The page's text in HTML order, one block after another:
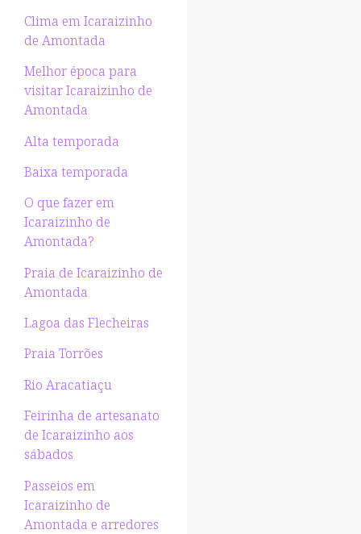
Clima em Icaraizinho
de Amontada
Melhor época para
visitar Icaraizinho de
Amontada
Alta temporada
Baixa temporada
O que fazer em
Icaraizinho de
Amontada?
Praia de Icaraizinho de
Amontada
Lagoa das Flecheiras
Praia Torrões
Rio Aracatiaçu
Feirinha de artesanato
de Icaraizinho aos
sábados
Passeios em
Icaraizinho de
Amontada e arredores